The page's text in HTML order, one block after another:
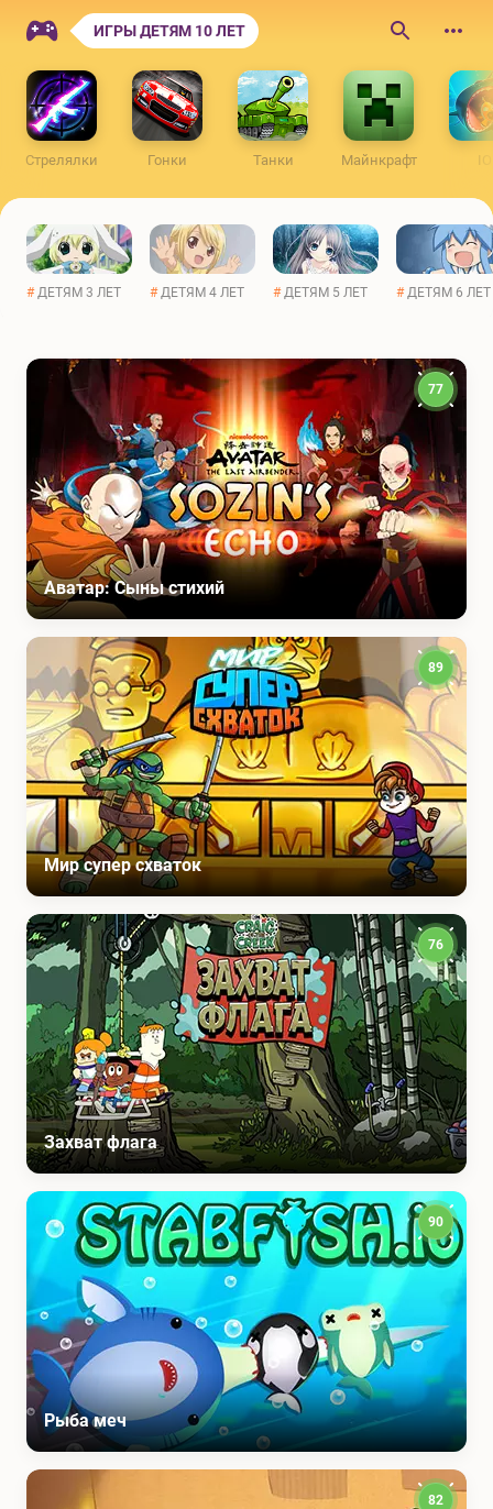
ONLINEIGRY.NET
ИГРЫ ДЕТЯМ 10 ЛЕТ
по
сайту
Стрелялки Гонки Танки Майнкрафт IO
#ДЕТЯМ 3 ЛЕТ #ДЕТЯМ 4 ЛЕТ #ДЕТЯМ 5 ЛЕТ #ДЕТЯМ 6 ЛЕТ
Аватар: Сыны стихий
77
Мир супер схваток
89
Захват флага
76
Рыба меч
90
82